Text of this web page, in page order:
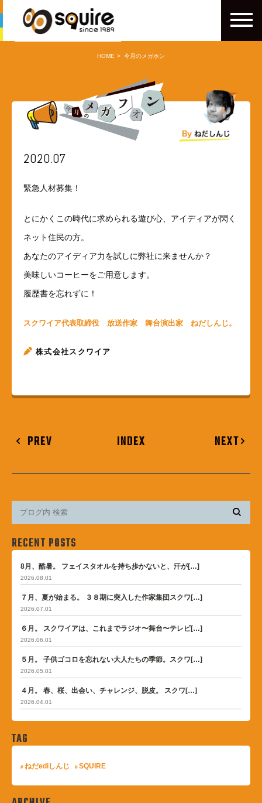
HOME 今月のメガホン
2020.07
緊急人材募集！
とにかくこの時代に求められる遊び心、アイディアが閃く
ネット住民の方。
あなたのアイディア力を試しに弊社に来ませんか？
美味しいコーヒーをご用意します。
履歴書を忘れずに！
スクワイア代表取締役 放送作家 舞台演出家 ねだしんじ。
株式会社スクワイア
PREV INDEX NEXT
RECENT POSTS
8月、酷暑。 フェイスタオルを持ち歩かないと、汗が[…]
2026.08.01
７月、夏が始まる。 ３８期に突入した作家集団スクワ[…]
2026.07.01
６月。 スクワイアは、これまでラジオ〜舞台〜テレビ[…]
2026.06.01
５月。 子供ゴコロを忘れない大人たちの季節。スクワ[…]
2026.05.01
４月。 春、桜、出会い、チャレンジ、脱皮。 スクワ[…]
2026.04.01
TAG
ねだediしんじ SQUIRE